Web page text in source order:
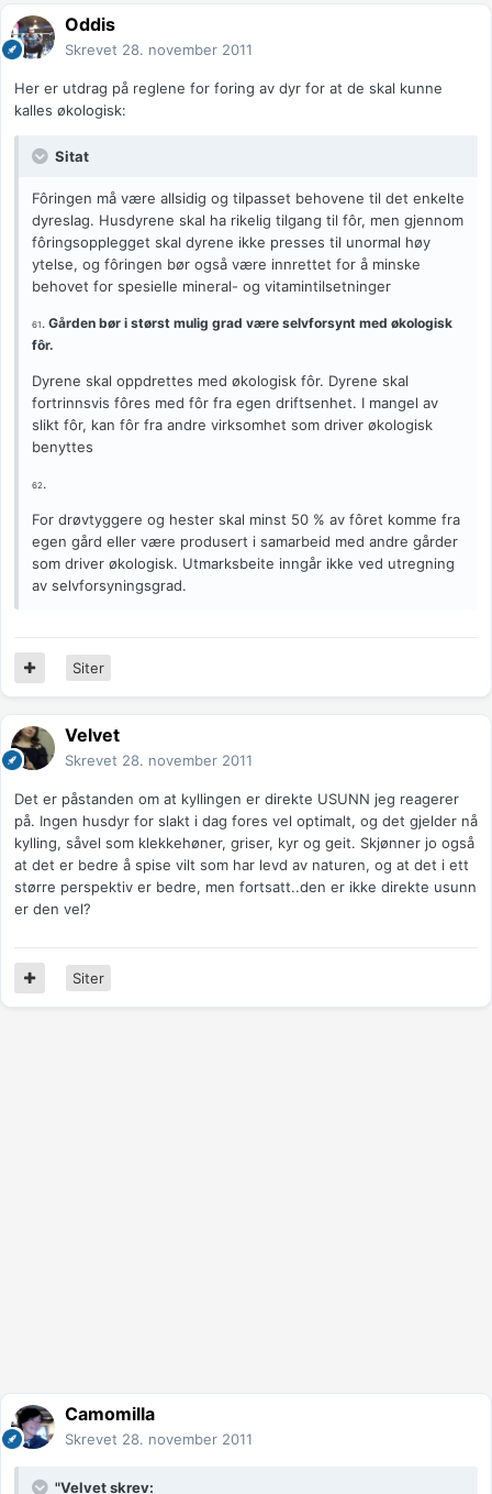
Oddis
Skrevet 28. november 2011
Her er utdrag på reglene for foring av dyr for at de skal kunne
kalles økologisk:
Sitat
Fôringen må være allsidig og tilpasset behovene til det enkelte
dyreslag. Husdyrene skal ha rikelig tilgang til fôr, men gjennom
fôringsopplegget skal dyrene ikke presses til unormal høy
ytelse, og fôringen bør også være innrettet for å minske
behovet for spesielle mineral- og vitamintilsetninger
61 . Gården bør i størst mulig grad være selvforsynt med økologisk
fôr.
Dyrene skal oppdrettes med økologisk fôr. Dyrene skal
fortrinnsvis fôres med fôr fra egen driftsenhet. I mangel av
slikt fôr, kan fôr fra andre virksomhet som driver økologisk
benyttes
62.
For drøvtyggere og hester skal minst 50 % av fôret komme fra
egen gård eller være produsert i samarbeid med andre gårder
som driver økologisk. Utmarksbeite inngår ikke ved utregning
av selvforsyningsgrad.
Siter
Velvet
Skrevet 28. november 2011
Det er påstanden om at kyllingen er direkte USUNN jeg reagerer
på. Ingen husdyr for slakt i dag fores vel optimalt, og det gjelder nå
kylling, såvel som klekkehøner, griser, kyr og geit. Skjønner jo også
at det er bedre å spise vilt som har levd av naturen, og at det i ett
større perspektiv er bedre, men fortsatt..den er ikke direkte usunn
er den vel?
Siter
Camomilla
Skrevet 28. november 2011
"Velvet skrev: